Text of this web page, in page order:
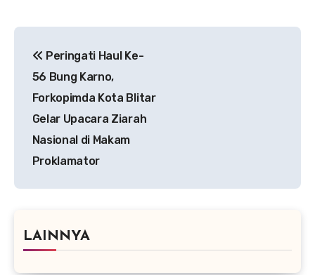
pos
Peringati Haul Ke-
56 Bung Karno,
Forkopimda Kota Blitar
Gelar Upacara Ziarah
Nasional di Makam
Proklamator
LAINNYA